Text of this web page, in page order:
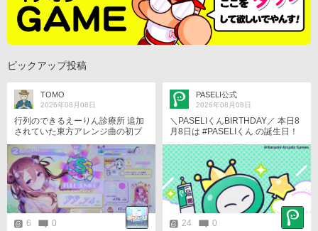
ピックアップ投稿
TOMO
2026年08月08日
行列のできるえーりん診療所 追加
されていた東方アレンジ曲の初プ
レイ＊
6 0
PASELI公式
2026年08月08日
＼PASELIくんBIRTHDAY／ 本日8
月8日は #PASELIくん の誕生日！
ユーザーさん！いつもありがと
う！ 誕生日を記念して、壁紙を配
布中！ ぜひ、チェックしてみて
ね！ https://p.eagate.573.jp/game/
paseli/paseli-kun/comic/archive/09
7.html #PASELIくんのPaySmartEn
joyLife #パセリくん
24
0